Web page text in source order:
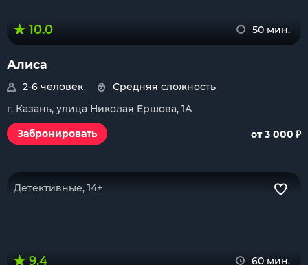
10.0 50 мин.
Алиса
2-6 человек
Средняя сложность
г. Казань, улица Николая Ершова, 1А
Забронировать
от 3 000 ₽
Детективные, 14+
9.4 60 мин.